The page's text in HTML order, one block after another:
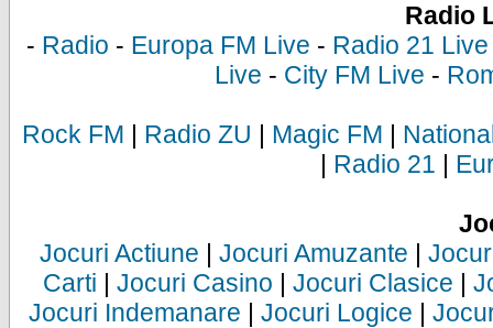
Radio
- Radio - Europa FM Live - Radio 21 Live
Live - City FM Live -
Rock FM | Radio ZU | Magic FM |
| Radio 21 |
Jocuri Actiune | Jocuri Amuzante |
Carti | Jocuri Casino | Jocuri Clasice |
Jocuri Indemanare | Jocuri Logice |